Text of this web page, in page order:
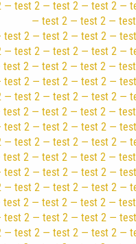
test 2 — test 2 — test 2
— test 2 — test 2 —
test 2 — test 2 — test 2 —
test 2 — test 2 — test 2
test 2 — test 2 — test 2 —
test 2 — test 2 — test 2 —
test 2 — test 2 — test 2
2 — test 2 — test 2 —
test 2 — test 2 — test 2 —
test 2 — test 2 — test 2
2 — test 2 — test 2 —
test 2 — test 2 — test 2 —
test 2 — test 2 — test 2
2 — test 2 — test 2 —
test 2 — test 2 — test 2 —
test 2 — test 2 — test 2